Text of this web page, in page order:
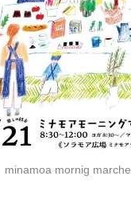
minamoa mornig marche